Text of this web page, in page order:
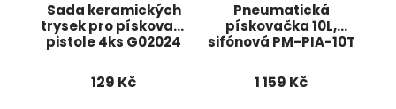
Sada keramických
trysek pro pískovací
pistole 4ks G02024
129 Kč
Pneumatická
pískovačka 10L,
sifónová PM-PIA-10T
1 159 Kč